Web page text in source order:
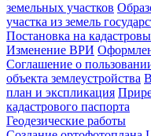
земельных участков
участка из земель
Постановка на
Изменение ВРИ
Соглашение о
объекта землеустройства
план и экспликация
кадастрового паспорта
Геодезические работы